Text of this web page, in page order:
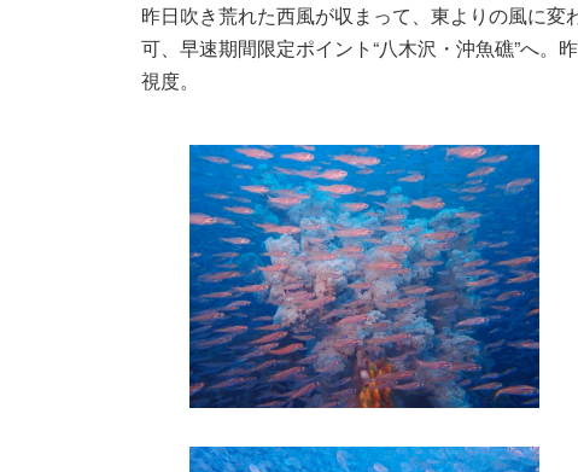
昨日吹き荒れた西風が収まって、東よりの風に
可、早速期間限定ポイント“八木沢・沖魚礁”へ
視度。